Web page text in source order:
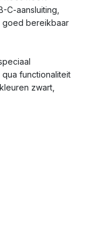
C-aansluiting,
goed bereikbaar
functionaliteit
zwart,